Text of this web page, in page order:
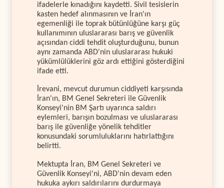
ifadelerle kınadığını kaydetti. Sivil tesislerin
kasten hedef alınmasının ve İran'ın
egemenliği ile toprak bütünlüğüne karşı güç
kullanımının uluslararası barış ve güvenlik
açısından ciddi tehdit oluşturduğunu, bunun
aynı zamanda ABD'nin uluslararası hukuki
yükümlülüklerini göz ardı ettiğini gösterdiğini
ifade etti.
İrevani, mevcut durumun ciddiyeti karşısında
İran'ın, BM Genel Sekreteri ile Güvenlik
Konseyi'nin BM Şartı uyarınca saldırı
eylemleri, barışın bozulması ve uluslararası
barış ile güvenliğe yönelik tehditler
konusundaki sorumluluklarını hatırlattığını
belirtti.
Mektupta İran, BM Genel Sekreteri ve
Güvenlik Konseyi'ni, ABD'nin devam eden
hukuka aykırı saldırılarını durdurmaya